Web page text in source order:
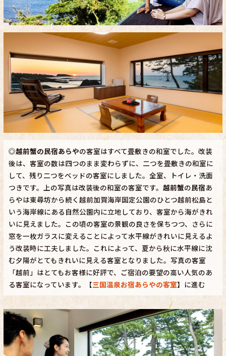
◎越前蟹の民宿あらやの客室はすべて畳敷きの和室でした。改装
後は、客室の数は四つのまま変わらずに、二つを畳敷きの和室に
して、残り二つをベッドの客室にしました。全室、トイレ・洗面
つきです。上の写真は改装後の和室の客室です。 越前蟹の民宿あ
らやは東尋坊から続く越前加賀海岸国定公園のひとつ越前松島と
いう海岸線にある自然公園内に立地しており、客室から海がきれ
いに見えました。この頃の客室の景観の良さを保ちつつ、さらに
窓を一枚ガラスに変えることによって水平線がきれいに見えるよ
う改装時に工夫しました。これによって、夏から秋に水平線に沈
む夕陽がとてもきれいに見える客室となりました。写真の客室
「越前」はとてもお客様に好評で、ご宿泊の要望の高い人気のあ
る客室になっています。【三国温泉お宿あらやの客室】に進む